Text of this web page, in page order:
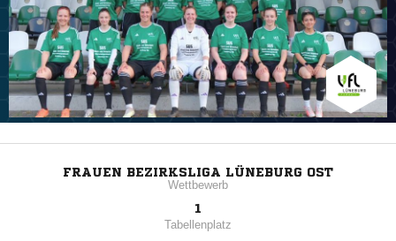
FRAUEN BEZIRKSLIGA LÜNEBURG OST
Wettbewerb
1
Tabellenplatz